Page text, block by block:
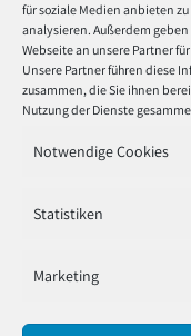
für soziale Medien anbieten
analysieren. Außerdem
Webseite an unsere Partner
Unsere Partner führen diese
zusammen, die Sie ihnen
Nutzung der Dienste
Notwendige Cookies
Statistiken
Marketing
Montag 8:30 - 17:00
Dienstag8:30 - 17:00
Mitwoch 8:30 - 17:00